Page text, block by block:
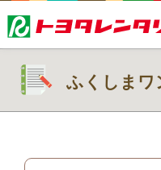
ふくしま